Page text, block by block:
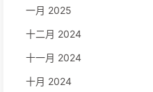
一月 2025
十二月 2024
十一月 2024
十月 2024